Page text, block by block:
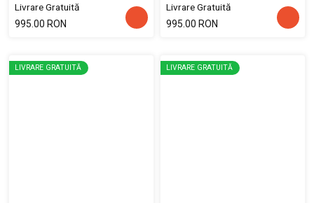
Livrare Gratuită
995.00 RON
Livrare Gratuită
995.00 RON
LIVRARE GRATUITĂ LIVRARE GRATUITĂ